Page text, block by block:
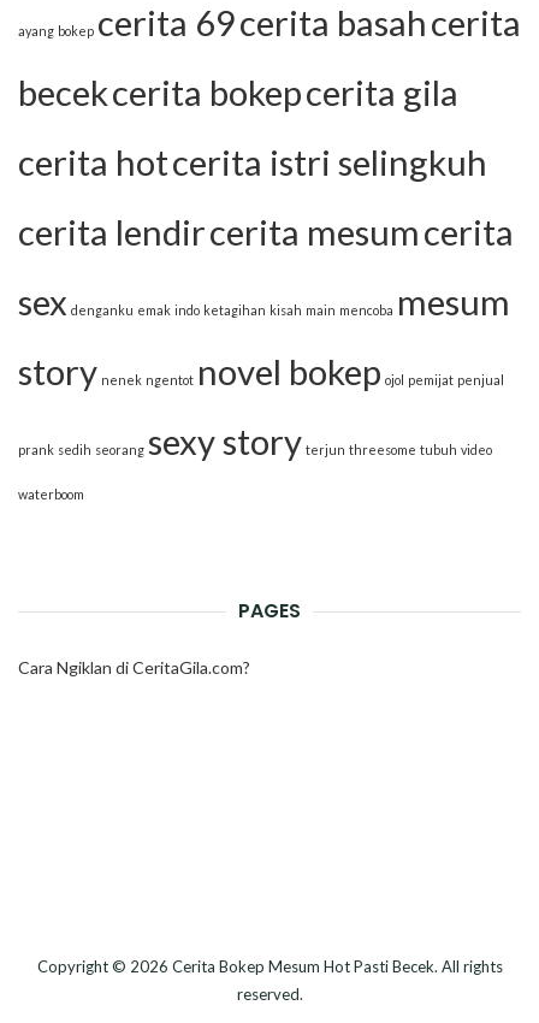
ayang bokep cerita 69cerita basahcerita
becekcerita bokepcerita gila
cerita hotcerita istri selingkuh
cerita lendircerita mesumcerita
sex denganku emak indo ketagihan kisah main mencoba mesum
story nenek ngentot novel bokep ojol pemijat penjual
prank sedih seorang sexy story terjun threesome tubuh video
waterboom
PAGES
Cara Ngiklan di CeritaGila.com?
Copyright © 2026 Cerita Bokep Mesum Hot Pasti Becek. All rights
reserved.